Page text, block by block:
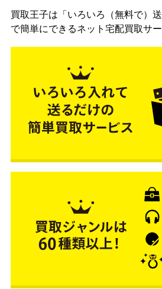
買取王子は「いろいろ（無料で）
で簡単にできるネット宅配買取サー